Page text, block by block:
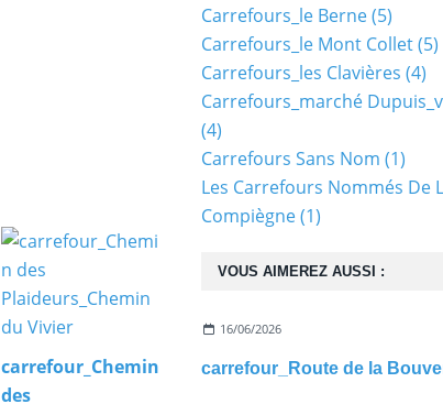
carrefour_Chemin
des
VOUS AIMEREZ AUSSI :
16/06/2026
Carrefours_le Berne(5)
Carrefours_le Mont Collet(5)
Carrefours_les Clavières (4)
Carrefours_marché
(4)
Carrefours Sans Nom (1)
Les Carrefours Nommés De
Compiègne(1)